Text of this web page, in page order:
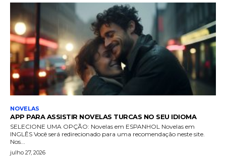
NOVELAS
APP PARA ASSISTIR NOVELAS TURCAS NO SEU IDIOMA
SELECIONE UMA OPÇÃO: Novelas em ESPANHOL Novelas em
INGLÊS Você será redirecionado para uma recomendação neste site.
Nos...
julho 27, 2026